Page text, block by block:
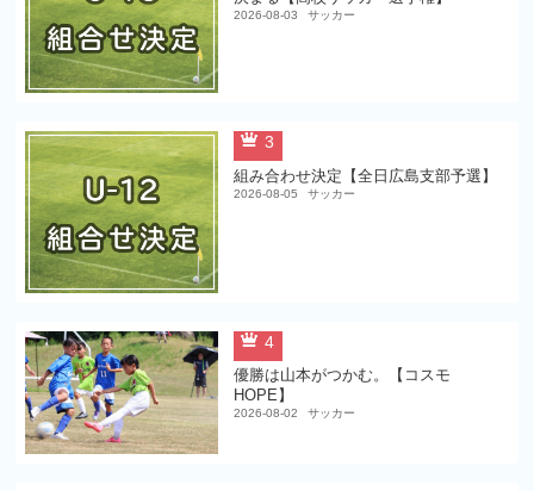
2026-08-03 サッカー
3
組み合わせ決定【全日広島支部予選】
2026-08-05 サッカー
4
優勝は山本がつかむ。【コスモ
HOPE】
2026-08-02 サッカー